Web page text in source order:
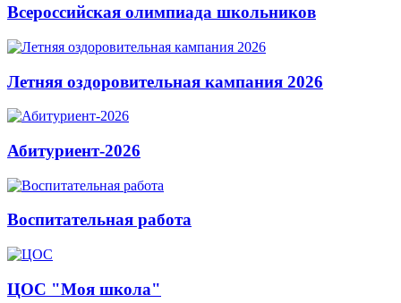
Всероссийская олимпиада школьников
Летняя оздоровительная кампания 2026
Абитуриент-2026
Воспитательная работа
ЦОС "Моя школа"